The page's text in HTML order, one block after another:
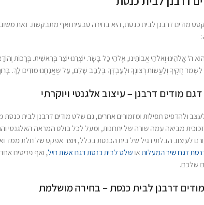
מודים דרבנן לבית כנסת, היא בחירה טבעית ואף מתבקשת. זאת
ה' אֱלֹהֵינוּ וֶאלֹהֵי אֲבוֹתֵינוּ, אֱלֹהֵי כָל בָּשָׂר. יוֹצְרֵנוּ יוֹצֵר בְּרֵאשִׁית. בְּרָכוֹת
לִשְׁמֹר חֻקֶּיךָ וְלַעֲשׂוֹת רְצוֹנְךָ וּלְעָבְדְּךָ בְּלֵבָב שָׁלֵם, עַל שֶׁאֲנַחְנוּ מוֹדִים לָךְ.
מודים דרבנן – עיצוב אלגנטי ויוקרתי
ולהדפיס תפילות ומזמורים אחרים, גם שלט מודים דרבנן לבית
מביאה עמה שורה של יתרונות, ומעל לכל בולט המראה האלגנטי
הבלתי רגיל של בית הכנסת בכלל, ויוצר אפקט של תלת ממד
דגם שיר המעלותאושלט לבית כנסת דגם אשת חיל, ואף פריטים
שלכם.
דרבנן לבית כנסת – בחירה מושלמת